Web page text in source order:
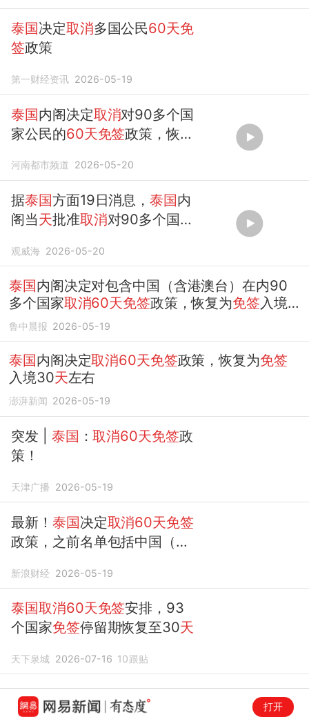
泰国决定取消多国公民60天免
签政策
第一财经资讯 2026-05-19
泰国内阁决定取消对90多个国
家公民的60天免签政策，恢复
河南都市频道 2026-05-20
据泰国方面19日消息，泰国内
阁当天批准取消对90多个国家
复为之前的入境标...
观威海 2026-05-20
泰国内阁决定对包含中国（含港澳台）在内90
多个国家取消60天免签政策，恢复为免签 入境
30天左右
鲁中晨报 2026-05-19
泰国内阁决定取消60天免签政策，恢复为免签
入境30天左右
澎湃新闻 2026-05-19
突发 | 泰国 ：取消60天免签政
策！
天津广播 2026-05-19
最新！泰国决定取消60天免签
政策，之前名单包括中国（含
新浪财经 2026-05-19
泰国取消60天免签安排，93
个国家免签停留期恢复至30天
天下泉城 2026-07-16 10跟贴
打开